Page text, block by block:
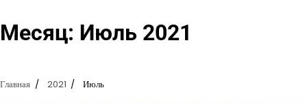
Месяц: Июль 2021
Главная 2021 Июль